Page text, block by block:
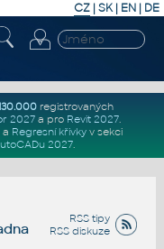
CZ | SK| EN | DE
registrovaných
2027a pro Revit 2027.
a Regresní křivkyv sekci
2027.
RSS tipy
RSS diskuze